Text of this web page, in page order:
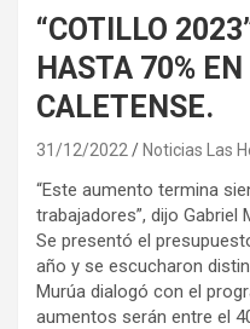
“COTILLO
HASTA 70%
CALETENSE.
31/12/2022 Noticias Las
“Este aumento termina
trabajadores”, dijo Gabriel
Se presentó el
año y se escucharon
Murúa dialogó con el
aumentos serán entre el